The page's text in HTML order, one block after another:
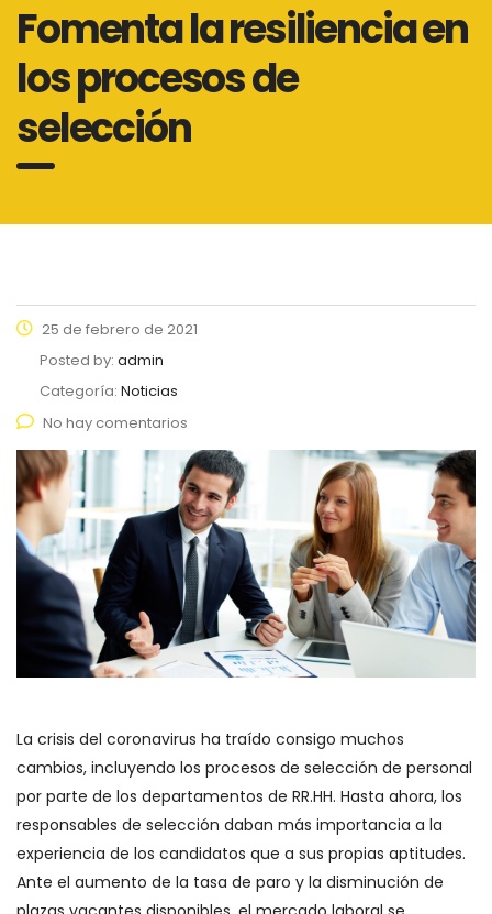
Fomenta la resiliencia en
los procesos de
selección
25 de febrero de 2021
Posted by: admin
Categoría: Noticias
No hay comentarios
La crisis del coronavirus ha traído consigo muchos
cambios, incluyendo los procesos de selección de personal
por parte de los departamentos de RR.HH. Hasta ahora, los
responsables de selección daban más importancia a la
experiencia de los candidatos que a sus propias aptitudes.
Ante el aumento de la tasa de paro y la disminución de